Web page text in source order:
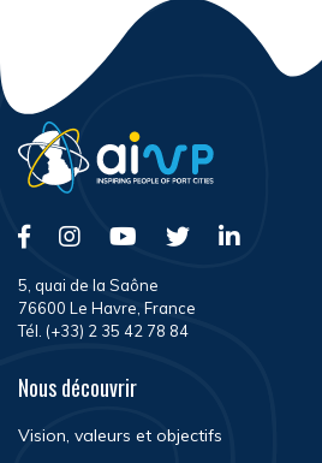
5, quai de la Saône
76600 Le Havre, France
Tél. (+33) 2 35 42 78 84
Nous découvrir
Vision, valeurs et objectifs